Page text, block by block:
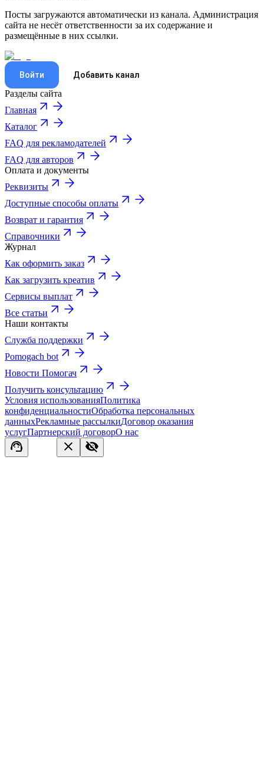
Посты загружаются автоматически из канала. Администрация
сайта не несёт ответственности за их содержание и
размещённые в них ссылки.
Войти Добавить канал
Разделы сайта
Главная
Каталог
FAQ для рекламодателей
FAQ для авторов
Оплата и документы
Реквизиты
Доступные способы оплаты
Возврат и гарантия
Справочники
Журнал
Как оформить заказ
Как загрузить креатив
Сервисы выплат
Все статьи
Наши контакты
Служба поддержки
Pomogach bot
Новости Помогач
Получить консультацию
Условия использованияПолитика
конфиденциальностиОбработка персональных
данныхРекламные рассылкиДоговор оказания
услугПартнерский договорО нас